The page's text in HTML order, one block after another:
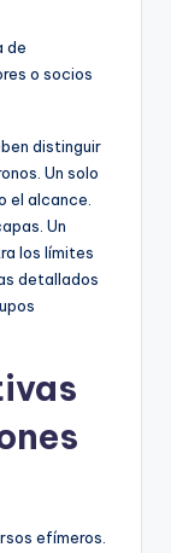
de
o socios
distinguir
Un solo
el alcance.
Un
los límites
detallados
efímeros.